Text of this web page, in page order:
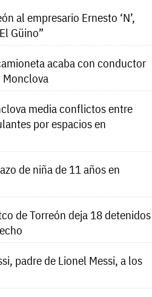
al empresario Ernesto ‘N’,
Güino”
acaba con conductor
media conflictos entre
por espacios en
de niña de 11 años en
de Torreón deja 18 detenidos
padre de Lionel Messi, a los